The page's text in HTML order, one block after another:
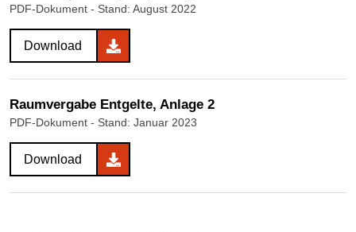
PDF-Dokument - Stand: August 2022
Download
Raumvergabe Entgelte, Anlage 2
PDF-Dokument - Stand: Januar 2023
Download